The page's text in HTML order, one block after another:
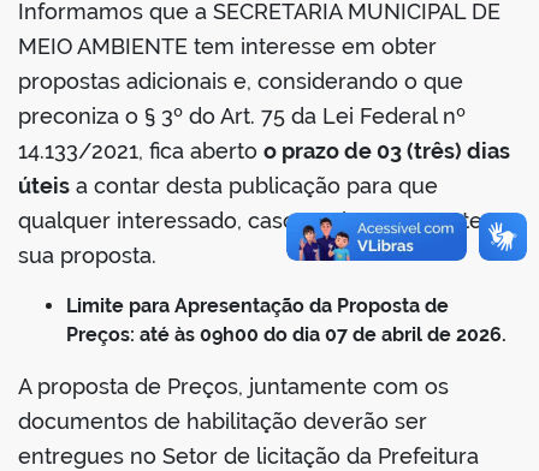
Informamos que a SECRETARIA MUNICIPAL DE
MEIO AMBIENTE tem interesse em obter
propostas adicionais e, considerando o que
preconiza o § 3º do Art. 75 da Lei Federal nº
14.133/2021, fica aberto o prazo de 03 (três) dias
úteis a contar desta publicação para que
qualquer interessado, caso queira, apresente
sua proposta.
Limite para Apresentação da Proposta de
Preços: até às 09h00 do dia 07 de abril de 2026.
A proposta de Preços, juntamente com os
documentos de habilitação deverão ser
entregues no Setor de licitação da Prefeitura